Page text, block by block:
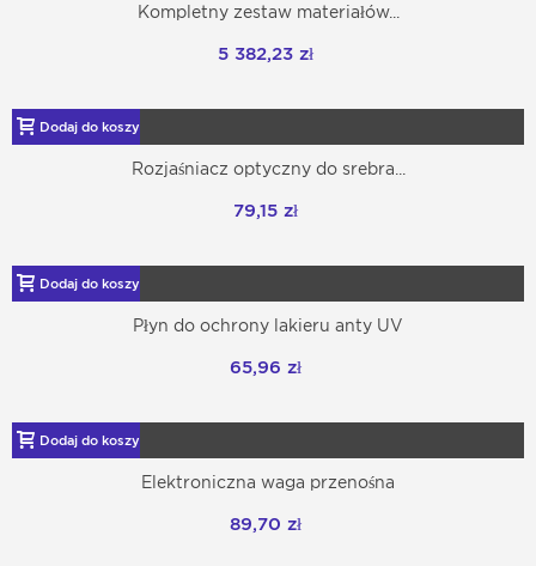
Kompletny zestaw materiałów...
5 382,23 zł
Dodaj do koszyka
Rozjaśniacz optyczny do srebra...
79,15 zł
Dodaj do koszyka
Płyn do ochrony lakieru anty UV
65,96 zł
Dodaj do koszyka
Elektroniczna waga przenośna
89,70 zł